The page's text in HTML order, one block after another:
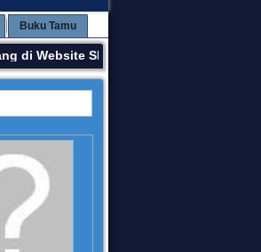
Buku Tamu
di Website SMPN 3 KAWAY XVI. Terima